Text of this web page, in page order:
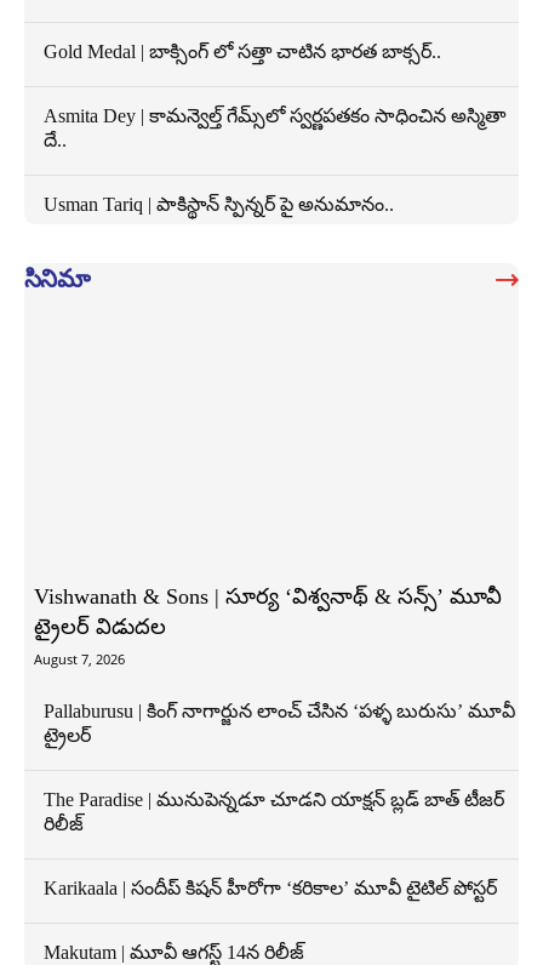
Gold Medal | బాక్సింగ్ లో సత్తా చాటిన భారత బాక్సర్..
Asmita Dey | కామన్వెల్త్ గేమ్స్‌లో స్వర్ణపతకం సాధించిన అస్మితా
దే..
Usman Tariq | పాకిస్థాన్ స్పిన్నర్ పై అనుమానం..
సినిమా
Vishwanath & Sons | సూర్య ‘విశ్వనాథ్ & సన్స్’ మూవీ
ట్రైలర్ విడుదల
August 7, 2026
Pallaburusu | కింగ్ నాగార్జున లాంచ్ చేసిన ‘పళ్ళ బురుసు’ మూవీ
ట్రైలర్
The Paradise | మునుపెన్నడూ చూడని యాక్షన్ బ్లడ్ బాత్ టీజర్
రిలీజ్
Karikaala | సందీప్ కిషన్ హీరోగా ‘కరికాల’ మూవీ టైటిల్ పోస్టర్
Makutam | మూవీ ఆగస్ట్ 14న రిలీజ్